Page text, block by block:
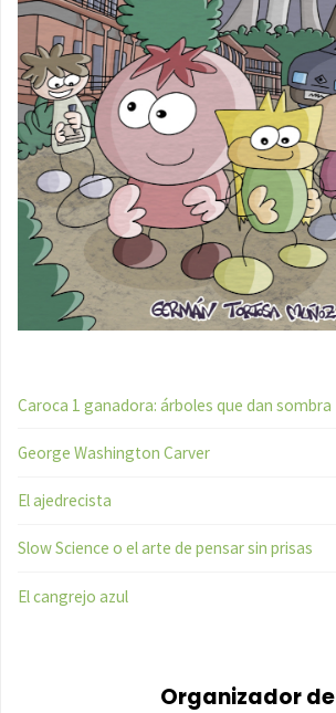
Caroca 1 ganadora: árboles que dan sombra
George Washington Carver
El ajedrecista
Slow Science o el arte de pensar sin prisas
El cangrejo azul
Organizador de